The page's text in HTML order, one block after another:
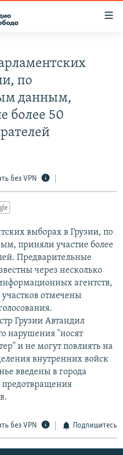
по
данным,
более 50
без VPN
выборах в Грузии, по
приняли участие более
Предварительные
через несколько
агентств,
отмечены
Грузии Автандил
нарушения "носят
и не могут повлиять на
внутренних войск
введены в города
предотвращения
без VPN Подпишитесь